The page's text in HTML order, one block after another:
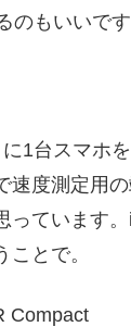
のもいいです
1台スマホ
速度測定用
っています。
とで。
Compact